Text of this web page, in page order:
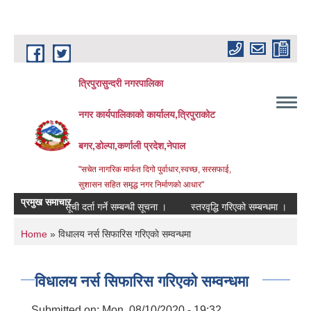
Skip to main content
त्रिपुरासुन्दरी नगरपालिका
नगर कार्यपालिकाको कार्यालय,त्रिपुराकोट
बगर,डोल्पा,कर्णाली प्रदेश,नेपाल
"सचेत नागरिक मार्फत दिगो पुर्वाधार,स्वच्छ, सरसफाई,
सुशासन सहित समृद्ध नगर निर्माणको आधार"
प्रमुख समाचार
मौजुदा सूची दर्ता गर्ने सम्बन्धी सूचना । स्तरवृद्धि गरिएको सम्बन्धमा ।
You are here
Home » विधालय नर्स सिफारिस गरिएकाे सम्वन्धमा
विधालय नर्स सिफारिस गरिएकाे सम्वन्धमा